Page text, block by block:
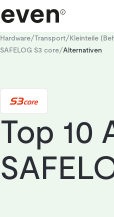
Hardware/Transport/Kleinteile
SAFELOG S3 core/Alternativen
Top 10